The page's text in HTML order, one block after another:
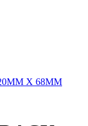
X 68MM